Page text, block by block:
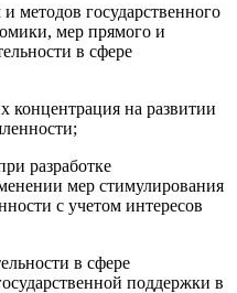
методов государственного
мер прямого и
в сфере
концентрация на развитии
разработке
мер стимулирования
с учетом интересов
в сфере
поддержки в